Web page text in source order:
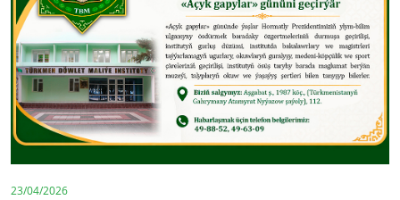
23/04/2026